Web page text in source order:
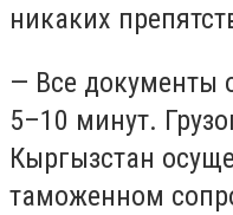
никаких
— Все документы
5–10 минут.
Кыргызстан
таможенном